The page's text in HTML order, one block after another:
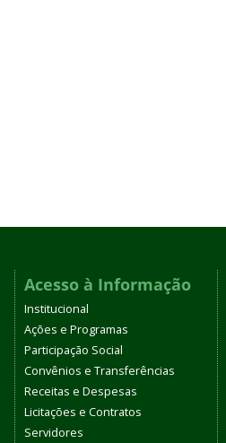
Acesso à Informação
Institucional
Ações e Programas
Participação Social
Convênios e Transferências
Receitas e Despesas
Licitações e Contratos
Servidores